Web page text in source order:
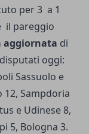
per 3 a 1
il pareggio
aggiornata di
oggi:
Sassuolo e
12, Sampdoria
e Udinese 8,
5, Bologna 3.